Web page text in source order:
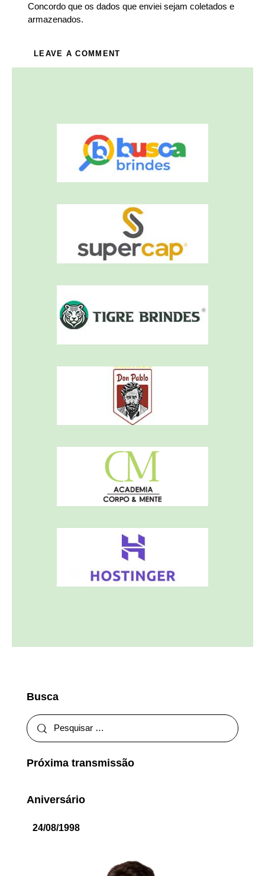
Concordo que os dados que enviei sejam coletados e
armazenados.
Busca
Próxima transmissão
Aniversário
24/08/1998